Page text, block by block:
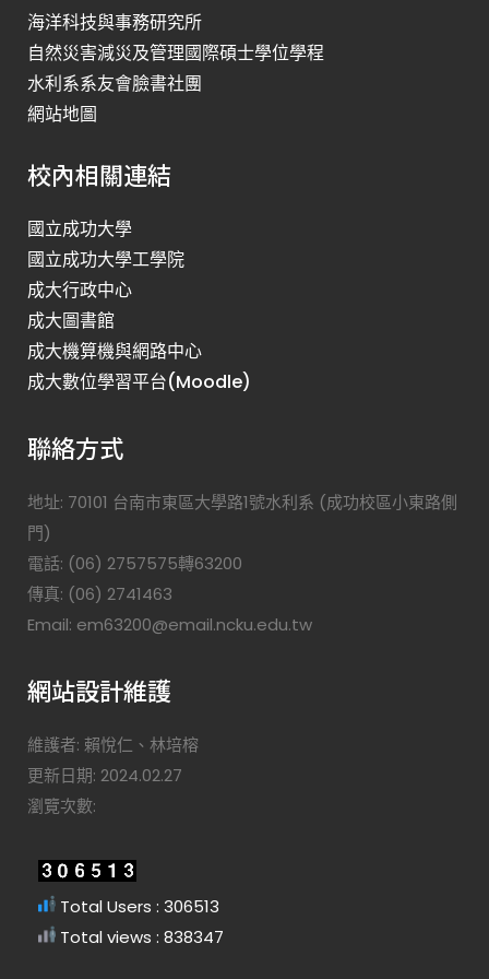
海洋科技與事務研究所
自然災害減災及管理國際碩士學位學程
水利系系友會臉書社團
網站地圖
校內相關連結
國立成功大學
國立成功大學工學院
成大行政中心
成大圖書館
成大機算機與網路中心
成大數位學習平台(Moodle)
聯絡方式
地址: 70101 台南市東區大學路1號水利系 (成功校區小東路側
門)
電話: (06) 2757575轉63200
傳真: (06) 2741463
Email: em63200@email.ncku.edu.tw
網站設計維護
維護者: 賴悅仁、林培榕
更新日期: 2024.02.27
瀏覽次數:
Total Users : 306513
Total views : 838347